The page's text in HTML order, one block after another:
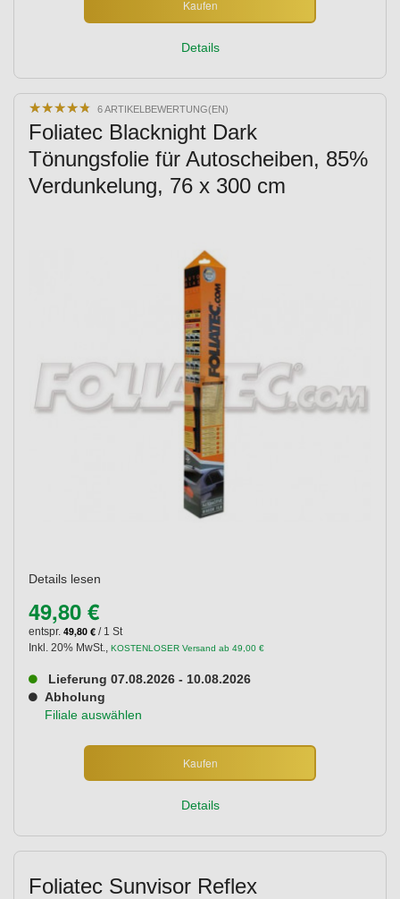
Kaufen
Details
★★★★★
★★★★★ 6 ARTIKELBEWERTUNG(EN)
Foliatec Blacknight Dark
Tönungsfolie für Autoscheiben, 85%
Verdunkelung, 76 x 300 cm
Details lesen
49,80 €
entspr. 49,80 € / 1 St
Inkl. 20% MwSt., KOSTENLOSER Versand ab 49,00 €
Lieferung 07.08.2026 - 10.08.2026
Abholung
Filiale auswählen
Kaufen
Details
Foliatec Sunvisor Reflex